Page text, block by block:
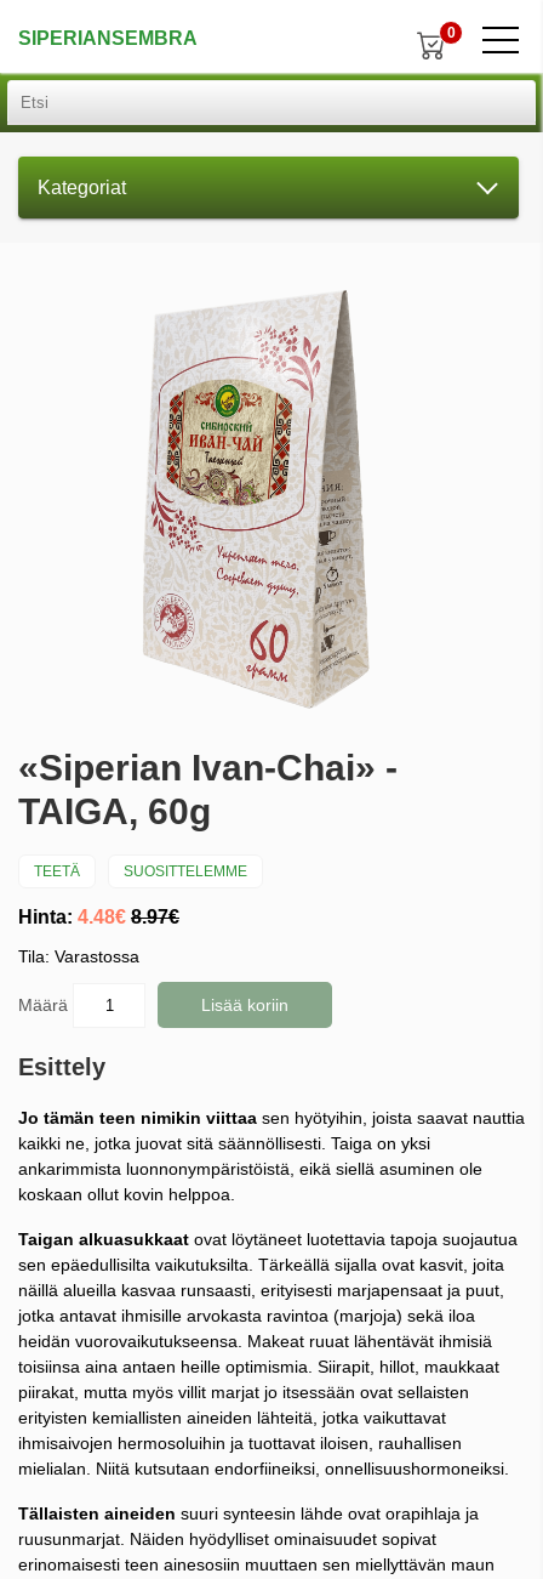
SIPERIANSEMBRA 0
Kategoriat
«Siperian Ivan-Chai» -
TAIGA, 60g
TEETÄ SUOSITTELEMME
Hinta: 4.48€ 8.97€
Tila: Varastossa
Määrä Lisää koriin
Esittely
Jo tämän teen nimikin viittaa sen hyötyihin, joista saavat nauttia
kaikki ne, jotka juovat sitä säännöllisesti. Taiga on yksi
ankarimmista luonnonympäristöistä, eikä siellä asuminen ole
koskaan ollut kovin helppoa.
Taigan alkuasukkaat ovat löytäneet luotettavia tapoja suojautua
sen epäedullisilta vaikutuksilta. Tärkeällä sijalla ovat kasvit, joita
näillä alueilla kasvaa runsaasti, erityisesti marjapensaat ja puut,
jotka antavat ihmisille arvokasta ravintoa (marjoja) sekä iloa
heidän vuorovaikutukseensa. Makeat ruuat lähentävät ihmisiä
toisiinsa aina antaen heille optimismia. Siirapit, hillot, maukkaat
piirakat, mutta myös villit marjat jo itsessään ovat sellaisten
erityisten kemiallisten aineiden lähteitä, jotka vaikuttavat
ihmisaivojen hermosoluihin ja tuottavat iloisen, rauhallisen
mielialan. Niitä kutsutaan endorfiineiksi, onnellisuushormoneiksi.
Tällaisten aineiden suuri synteesin lähde ovat orapihlaja ja
ruusunmarjat. Näiden hyödylliset ominaisuudet sopivat
erinomaisesti teen ainesosiin muuttaen sen miellyttävän maun